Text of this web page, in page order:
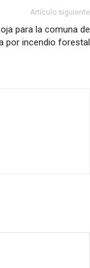
Artículo siguiente
para la comuna de
por incendio forestal